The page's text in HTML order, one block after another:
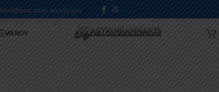
Μετάβαση στην πλοήγηση
Μετάβαση στο κύριο περιεχόμενο
ΜΕΝΟΎ